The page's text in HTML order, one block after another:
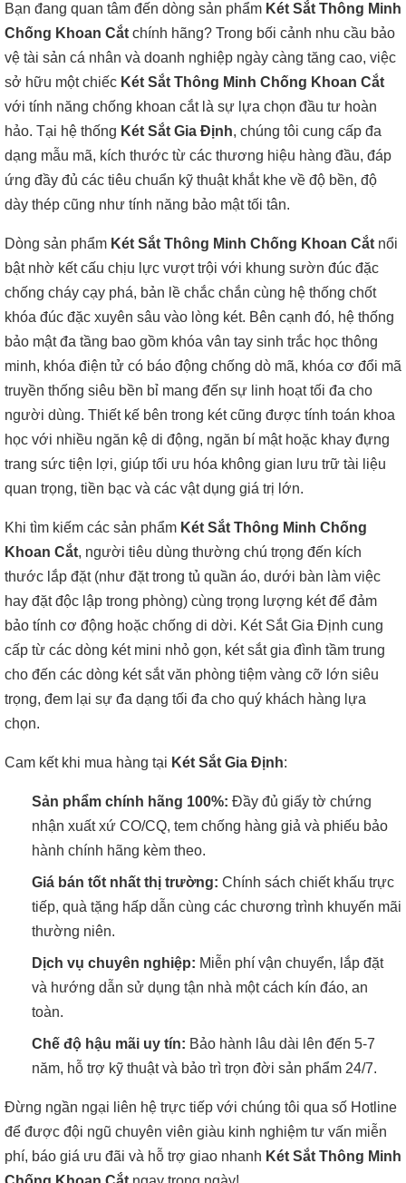
Bạn đang quan tâm đến dòng sản phẩm Két Sắt Thông Minh
Chống Khoan Cắt chính hãng? Trong bối cảnh nhu cầu bảo
vệ tài sản cá nhân và doanh nghiệp ngày càng tăng cao, việc
sở hữu một chiếc Két Sắt Thông Minh Chống Khoan Cắt
với tính năng chống khoan cắt là sự lựa chọn đầu tư hoàn
hảo. Tại hệ thống Két Sắt Gia Định, chúng tôi cung cấp đa
dạng mẫu mã, kích thước từ các thương hiệu hàng đầu, đáp
ứng đầy đủ các tiêu chuẩn kỹ thuật khắt khe về độ bền, độ
dày thép cũng như tính năng bảo mật tối tân.
Dòng sản phẩm Két Sắt Thông Minh Chống Khoan Cắt nổi
bật nhờ kết cấu chịu lực vượt trội với khung sườn đúc đặc
chống cháy cạy phá, bản lề chắc chắn cùng hệ thống chốt
khóa đúc đặc xuyên sâu vào lòng két. Bên cạnh đó, hệ thống
bảo mật đa tầng bao gồm khóa vân tay sinh trắc học thông
minh, khóa điện tử có báo động chống dò mã, khóa cơ đổi mã
truyền thống siêu bền bỉ mang đến sự linh hoạt tối đa cho
người dùng. Thiết kế bên trong két cũng được tính toán khoa
học với nhiều ngăn kệ di động, ngăn bí mật hoặc khay đựng
trang sức tiện lợi, giúp tối ưu hóa không gian lưu trữ tài liệu
quan trọng, tiền bạc và các vật dụng giá trị lớn.
Khi tìm kiếm các sản phẩm Két Sắt Thông Minh Chống
Khoan Cắt, người tiêu dùng thường chú trọng đến kích
thước lắp đặt (như đặt trong tủ quần áo, dưới bàn làm việc
hay đặt độc lập trong phòng) cùng trọng lượng két để đảm
bảo tính cơ động hoặc chống di dời. Két Sắt Gia Định cung
cấp từ các dòng két mini nhỏ gọn, két sắt gia đình tầm trung
cho đến các dòng két sắt văn phòng tiệm vàng cỡ lớn siêu
trọng, đem lại sự đa dạng tối đa cho quý khách hàng lựa
chọn.
Cam kết khi mua hàng tại Két Sắt Gia Định:
Sản phẩm chính hãng 100%: Đầy đủ giấy tờ chứng
nhận xuất xứ CO/CQ, tem chống hàng giả và phiếu bảo
hành chính hãng kèm theo.
Giá bán tốt nhất thị trường: Chính sách chiết khấu trực
tiếp, quà tặng hấp dẫn cùng các chương trình khuyến mãi
thường niên.
Dịch vụ chuyên nghiệp: Miễn phí vận chuyển, lắp đặt
và hướng dẫn sử dụng tận nhà một cách kín đáo, an
toàn.
Chế độ hậu mãi uy tín: Bảo hành lâu dài lên đến 5-7
năm, hỗ trợ kỹ thuật và bảo trì trọn đời sản phẩm 24/7.
Đừng ngần ngại liên hệ trực tiếp với chúng tôi qua số Hotline
để được đội ngũ chuyên viên giàu kinh nghiệm tư vấn miễn
phí, báo giá ưu đãi và hỗ trợ giao nhanh Két Sắt Thông Minh